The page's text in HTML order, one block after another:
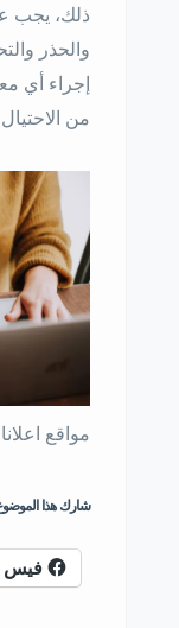
ذلك، يجب
والحذر
إجراء أي
من الاحتيال
مواقع
شارك هذا
فيس